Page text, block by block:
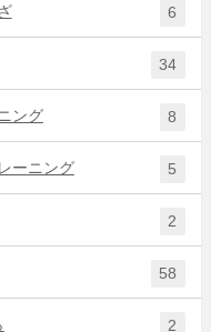
6
34
ング 8
ーニング 5
2
58
2